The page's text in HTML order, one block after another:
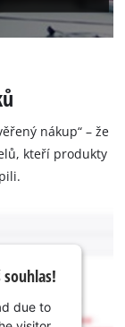
nákup“ – že
kteří produkty
due to